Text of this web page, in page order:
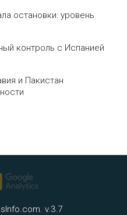
остановки: уровень
контроль с Испанией
и Пакистан
v.3.7